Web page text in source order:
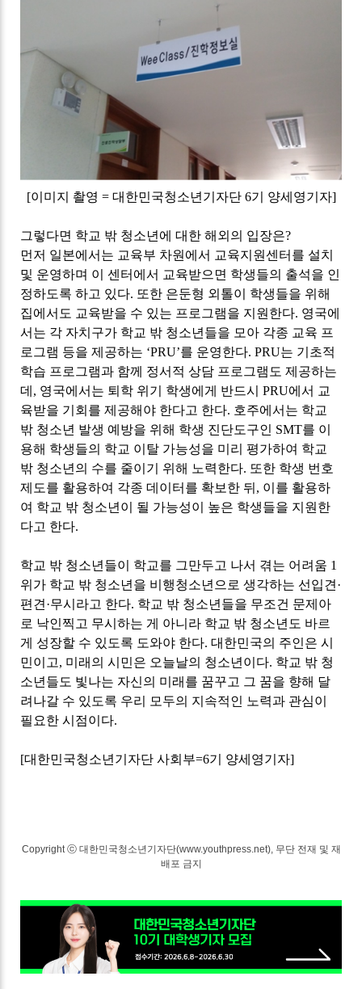
[이미지 촬영 = 대한민국청소년기자단 6기 양세영기자]
그렇다면 학교 밖 청소년에 대한 해외의 입장은?
먼저 일본에서는 교육부 차원에서 교육지원센터를 설치
및 운영하며 이 센터에서 교육받으면 학생들의 출석을 인
정하도록 하고 있다. 또한 은둔형 외톨이 학생들을 위해
집에서도 교육받을 수 있는 프로그램을 지원한다. 영국에
서는 각 자치구가 학교 밖 청소년들을 모아 각종 교육 프
로그램 등을 제공하는 ‘PRU’를 운영한다. PRU는 기초적
학습 프로그램과 함께 정서적 상담 프로그램도 제공하는
데 , 영국에서는 퇴학 위기 학생에게 반드시PRU에서 교
육받을 기회를 제공해야 한다고 한다. 호주에서는 학교
밖 청소년 발생 예방을 위해 학생 진단도구인 SMT를 이
용해 학생들의 학교 이탈 가능성을 미리 평가하여 학교
밖 청소년의 수를 줄이기 위해 노력한다. 또한 학생 번호
제도를 활용하여 각종 데이터를 확보한 뒤 , 이를 활용하
여 학교 밖 청소년이 될 가능성이 높은 학생들을 지원한
다고 한다.
학교 밖 청소년들이 학교를 그만두고 나서 겪는 어려움 1
위가 학교 밖 청소년을 비행청소년으로 생각하는 선입견 ·
편견 ·무시라고 한다. 학교 밖 청소년들을 무조건 문제아
로 낙인찍고 무시하는 게 아니라 학교 밖 청소년도 바르
게 성장할 수 있도록 도와야 한다.대한민국의 주인은 시
민이고, 미래의 시민은 오늘날의 청소년이다. 학교 밖 청
소년들도 빛나는 자신의 미래를 꿈꾸고 그 꿈을 향해 달
려나갈 수 있도록 우리 모두의 지속적인 노력과 관심이
필요한 시점이다.
[대한민국청소년기자단 사회부=6기 양세영기자]
Copyright ⓒ 대한민국청소년기자단(www.youthpress.net), 무단 전재 및 재
배포 금지